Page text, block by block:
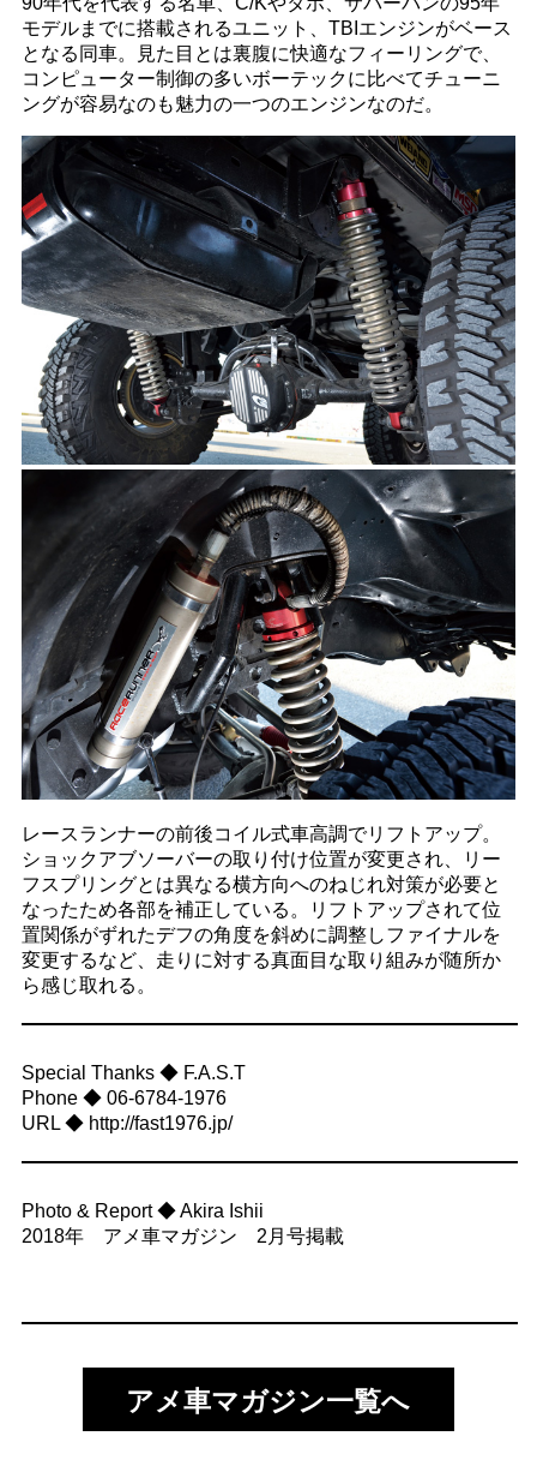
モデルまでに搭載されるユニット、TBIエンジンがベース
となる同車。見た目とは裏腹に快適なフィーリングで、
コンピューター制御の多いボーテックに比べてチューニ
ングが容易なのも魅力の一つのエンジンなのだ。
レースランナーの前後コイル式車高調でリフトアップ。
ショックアブソーバーの取り付け位置が変更され、リー
フスプリングとは異なる横方向へのねじれ対策が必要と
なったため各部を補正している。リフトアップされて位
置関係がずれたデフの角度を斜めに調整しファイナルを
変更するなど、走りに対する真面目な取り組みが随所か
ら感じ取れる。
Special Thanks ◆ F.A.S.T
Phone ◆ 06-6784-1976
URL ◆ http://fast1976.jp/
Photo & Report ◆ Akira Ishii
2018年 アメ車マガジン 2月号掲載
アメ車マガジン一覧へ